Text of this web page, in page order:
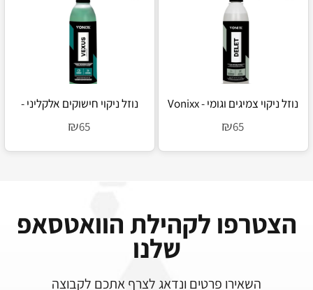
נוזל ניקוי צמיגים וגומי - Vonixx
₪65
נוזל ניקוי חישוקים אלקליני -
₪65
הצטרפו לקהילת הוואטסאפ
שלנו
השאירו פרטים ונדאג לצרף אתכם לקבוצה